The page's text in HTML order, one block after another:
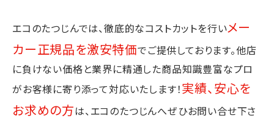
エコのたつじんでは、徹底的なコストカットを行いメー
カー正規品を激安特価でご提供しております。他店
に負けない価格と業界に精通した商品知識豊富なプロ
がお客様に寄り添って対応いたします！実績、安心を
お求めの方は、エコのたつじんへぜひお問い合せ下さ